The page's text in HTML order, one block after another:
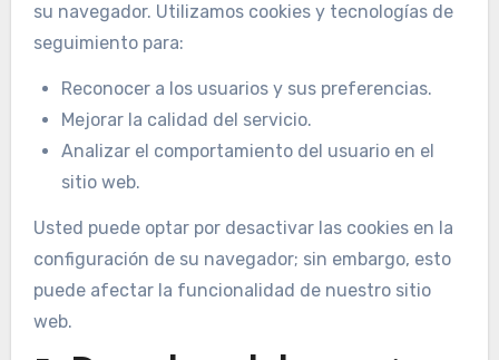
su navegador. Utilizamos cookies y tecnologías de
seguimiento para:
Reconocer a los usuarios y sus preferencias.
Mejorar la calidad del servicio.
Analizar el comportamiento del usuario en el
sitio web.
Usted puede optar por desactivar las cookies en la
configuración de su navegador; sin embargo, esto
puede afectar la funcionalidad de nuestro sitio
web.